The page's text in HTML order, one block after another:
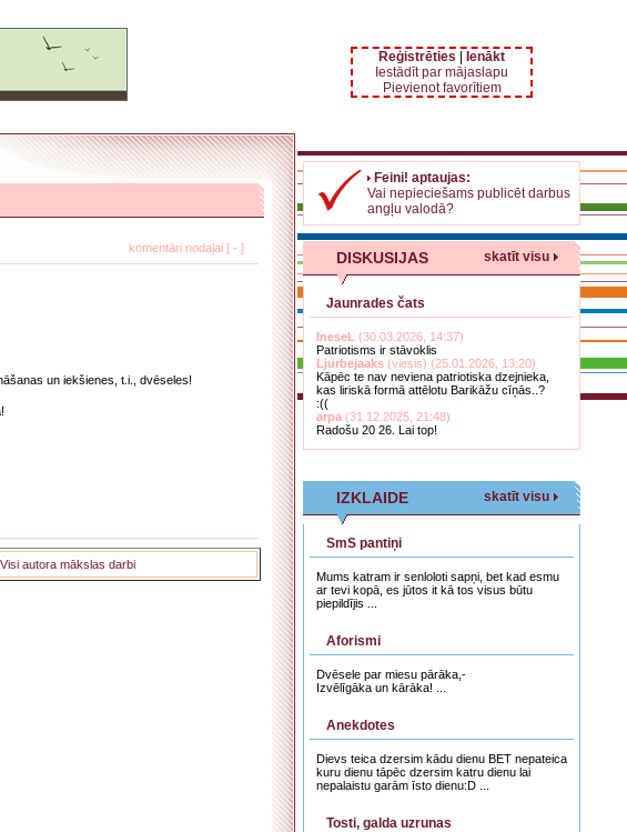
Reģistrēties
Ienākt
Iestādīt par mājaslapu
Pievienot favorītiem
komentāri nodaļai [ - ]
un iekšienes, t.i., dvēseles!
Visi autora mākslas darbi
Feini! aptaujas:
Vai nepieciešams publicēt darbus
angļu valodā?
DISKUSIJAS skatīt visu
Jaunrades čats
IneseL (30.03.2026, 14:37)
Patriotisms ir stāvoklis
Ljurbejaaks (viesis) (25.01.2026, 13:20)
Kāpēc te nav neviena patriotiska dzejnieka,
kas liriskā formā attēlotu Barikāžu cīņās..?
:((
arpa (31.12.2025, 21:48)
Radošu 20 26. Lai top!
IZKLAIDE skatīt visu
SmS pantiņi
Mums katram ir senloloti sapņi, bet kad esmu
ar tevi kopā, es jūtos it kā tos visus būtu
piepildījis ...
Aforismi
Dvēsele par miesu pārāka,-
Izvēlīgāka un kārāka! ...
Anekdotes
Dievs teica dzersim kādu dienu BET nepateica
kuru dienu tāpēc dzersim katru dienu lai
nepalaistu garām īsto dienu:D ...
Tosti, galda uzrunas